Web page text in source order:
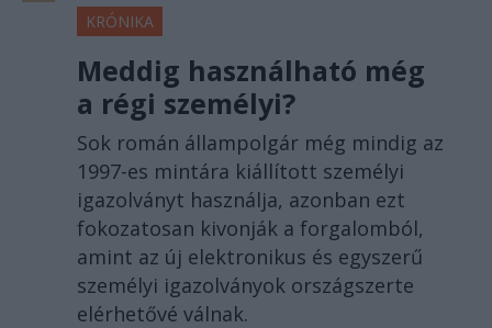
KRÓNIKA
Meddig használható még
a régi személyi?
Sok román állampolgár még mindig az
1997-es mintára kiállított személyi
igazolványt használja, azonban ezt
fokozatosan kivonják a forgalomból,
amint az új elektronikus és egyszerű
személyi igazolványok országszerte
elérhetővé válnak.